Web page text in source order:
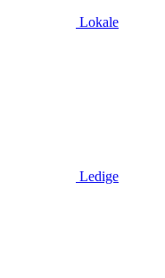
Lokale
Ledige